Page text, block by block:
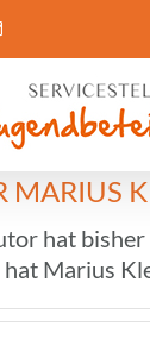
E-
MARIUS
hat bisher
Marius